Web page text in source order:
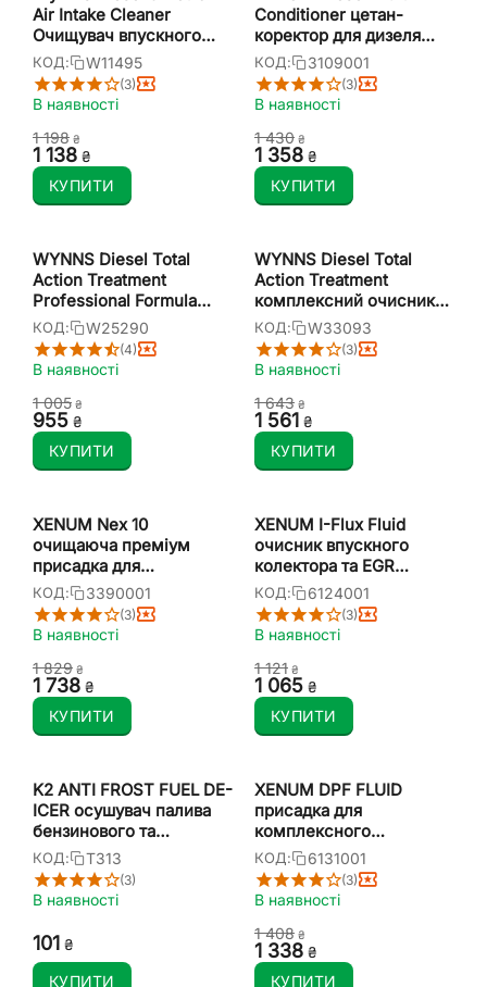
Air Intake Cleaner
Очищувач впускного
колектору для
дизельних і бензинових
двигунів 1л
КОД: W11495
(3)
В наявності
1 138 ₴
1 198 ₴
КУПИТИ
Conditioner цетан-
коректор для дизеля
1:1000 1 л
КОД: 3109001
(3)
В наявності
1 358 ₴
1 430 ₴
КУПИТИ
WYNNS Diesel Total
Action Treatment
Professional Formula
комплексна присадка
для очищення та
догляду за дизельною
паливною системою
1000 мл
КОД: W25290
(4)
В наявності
‍955‍ ₴
1 005 ₴
КУПИТИ
WYNNS Diesel Total
Action Treatment
комплексний очисник
дизельної системи 500
мл
КОД: W33093
(3)
В наявності
1 561 ₴
1 643 ₴
КУПИТИ
XENUM Nex 10
очищаюча преміум
присадка для
дизельного палива 1 л
КОД: 3390001
(3)
В наявності
1 738 ₴
1 829 ₴
КУПИТИ
XENUM I-Flux Fluid
очисник впускного
колектора та EGR
дизельного двигуна 1 л
КОД: 6124001
(3)
В наявності
1 065 ₴
1 121 ₴
КУПИТИ
K2 ANTI FROST FUEL DE-
ICER осушувач палива
бензинового та
дизельного двигуна 50
мл
КОД: T313
(3)
В наявності
‍101‍ ₴
КУПИТИ
XENUM DPF FLUID
присадка для
комплексного
очищення фільтра сажі 1
л
КОД: 6131001
(3)
В наявності
1 338 ₴
1 408 ₴
КУПИТИ